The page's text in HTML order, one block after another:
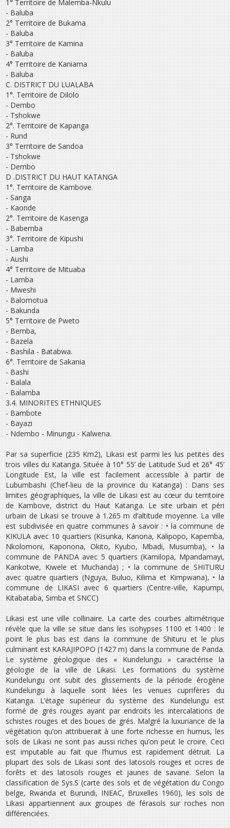
1° Territoire de Malemba-Nkulu
- Baluba
2° Territoire de Bukama
- Baluba
3° Territoire de Kamina
- Baluba
4° Territoire de Kaniama
- Baluba
C. DISTRICT DU LUALABA
1°. Territoire de Dilolo
- Dembo
- Tshokwe
2°. Territoire de Kapanga
- Rund
3° Territoire de Sandoa
- Tshokwe
- Dembo
D .DISTRICT DU HAUT KATANGA
1°. Territoire de Kambove.
- Sanga
- Kaonde
2°. Territoire de Kasenga
- Babemba
3°. Territoire de Kipushi
- Lamba
- Aushi
4° Territoire de Mituaba
- Lamba
- Mweshi
- Balomotua
- Bakunda
5° Territoire de Pweto
- Bemba,
- Bazela
- Bashila - Batabwa.
6°. Territoire de Sakania
- Bashi
- Balala
- Balamba
3.4. MINORITES ETHNIQUES
- Bambote
- Bayazi
- Ndembo - Minungu - Kalwena.
Par sa superficie (235 Km2), Likasi est parmi les lus petites des
trois villes du Katanga. Située à 10° 55’ de Latitude Sud et 26° 45’
Longitude Est, la ville est facilement accessible à partir de
Lubumbashi (Chef-lieu de la province du Katanga) : Dans ses
limites géographiques, la ville de Likasi est au cœur du territoire
de Kambove, district du Haut Katanga. Le site urbain et péri
urbain de Likasi se trouve à 1.265 m d’altitude moyenne. La ville
est subdivisée en quatre communes à savoir : • la commune de
KIKULA avec 10 quartiers (Kisunka, Kanona, Kalipopo, Kapemba,
Nkolomoni, Kaponona, Okito, Kyubo, Mbadi, Musumba), • la
commune de PANDA avec 5 quartiers (Kamilopa, Mpandamayi,
Kankotwe, Kiwele et Muchanda) ; • la commune de SHITURU
avec quatre quartiers (Nguya, Buluo, Kilima et Kimpwana), • la
commune de LIKASI avec 6 quartiers (Centre-ville, Kapumpi,
Kitabataba, Simba et SNCC)
Likasi est une ville collinaire. La carte des courbes altimétrique
révèle que la ville se situe dans les isohypses 1100 et 1400 : le
point le plus bas est dans la commune de Shituru et le plus
culminant est KARAJIPOPO (1427 m) dans la commune de Panda.
Le système géologique des « Kundelungu » caractérise la
géologie de la ville de Likasi. Les formations du système
Kundelungu ont subit des glissements de la période érogène
Kundelungu à laquelle sont liées les venues cuprifères du
Katanga. L’étage supérieur du système des Kundelungu est
formé de grés rouges ayant par endroits les intercalations de
schistes rouges et des boues de grés. Malgré la luxuriance de la
végétation qu’on attribuerait à une forte richesse en humus, les
sols de Likasi ne sont pas aussi riches qu’on peut le croire. Ceci
est imputable au fait que l’humus est rapidement détruit. La
plupart des sols de Likasi sont des latosols rouges et ocres de
forêts et des latosols rouges et jaunes de savane. Selon la
classification de Sys.S (carte des sols et de végétation du Congo
belge, Rwanda et Burundi, INEAC, Bruxelles 1960), les sols de
Likasi appartiennent aux groupes de férasols sur roches non
différenciées.